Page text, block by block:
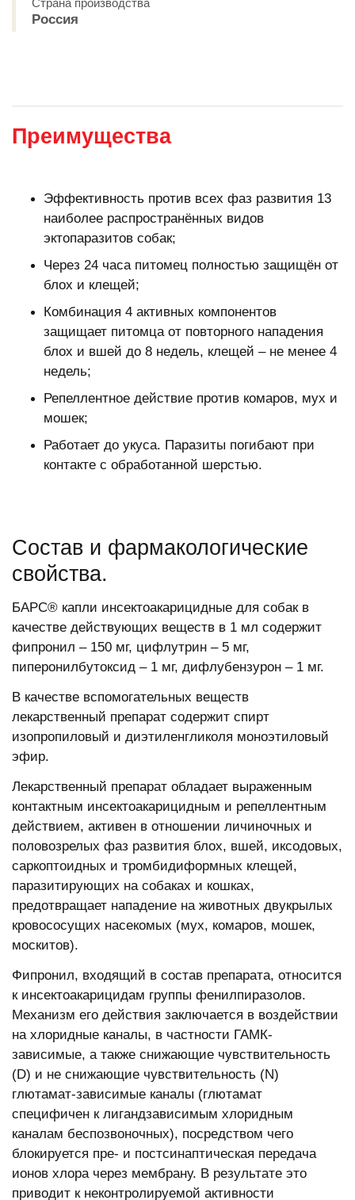
Страна производства
Россия
Преимущества
Эффективность против всех фаз развития 13
наиболее распространённых видов
эктопаразитов собак;
Через 24 часа питомец полностью защищён от
блох и клещей;
Комбинация 4 активных компонентов
защищает питомца от повторного нападения
блох и вшей до 8 недель, клещей – не менее 4
недель;
Репеллентное действие против комаров, мух и
мошек;
Работает до укуса. Паразиты погибают при
контакте с обработанной шерстью.
Состав и фармакологические
свойства.
БАРС® капли инсектоакарицидные для собак в
качестве действующих веществ в 1 мл содержит
фипронил – 150 мг, цифлутрин – 5 мг,
пиперонилбутоксид – 1 мг, дифлубензурон – 1 мг.
В качестве вспомогательных веществ
лекарственный препарат содержит спирт
изопропиловый и диэтиленгликоля моноэтиловый
эфир.
Лекарственный препарат обладает выраженным
контактным инсектоакарицидным и репеллентным
действием, активен в отношении личиночных и
половозрелых фаз развития блох, вшей, иксодовых,
саркоптоидных и тромбидиформных клещей,
паразитирующих на собаках и кошках,
предотвращает нападение на животных двукрылых
кровососущих насекомых (мух, комаров, мошек,
москитов).
Фипронил, входящий в состав препарата, относится
к инсектоакарицидам группы фенилпиразолов.
Механизм его действия заключается в воздействии
на хлоридные каналы, в частности ГАМК-
зависимые, а также снижающие чувствительность
(D) и не снижающие чувствительность (N)
глютамат-зависимые каналы (глютамат
специфичен к лигандзависимым хлоридным
каналам беспозвоночных), посредством чего
блокируется пре- и постсинаптическая передача
ионов хлора через мембрану. В результате это
приводит к неконтролируемой активности